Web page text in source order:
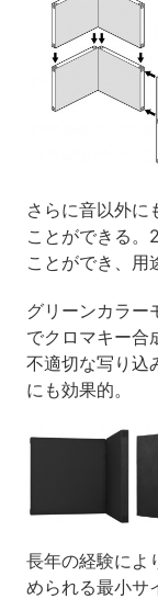
さらに音以外に
ことができる。
ことができ、用
グリーンカラー
でクロマキー合
不適切な写り込
にも効果的。
長年の経験によ
められる最小サ